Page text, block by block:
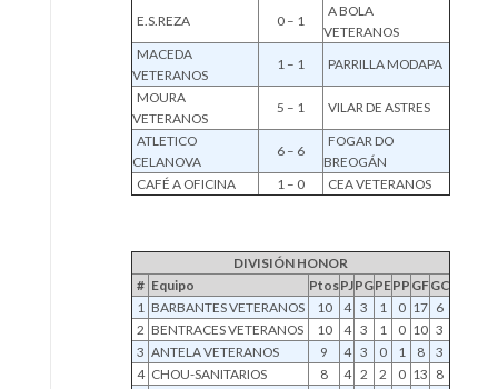
E.S.REZA
0 – 1
A BOLA
VETERANOS
MACEDA
VETERANOS
1 – 1
PARRILLA MODAPA
MOURA
VETERANOS
5 – 1
VILAR DE ASTRES
ATLETICO
CELANOVA
6 – 6
FOGAR DO
BREOGÁN
CAFÉ A OFICINA
1 – 0 CEA VETERANOS
DIVISIÓN HONOR
# Equipo PtosPJPGPEPP GFGC
1 BARBANTES VETERANOS 10 4 3 1 0 17 6
2 BENTRACES VETERANOS 10 4 3 1 0 10 3
3 ANTELA VETERANOS 9 4 3 0 1 8
3
4 CHOU-SANITARIOS 8 4 2 2 0 13 8